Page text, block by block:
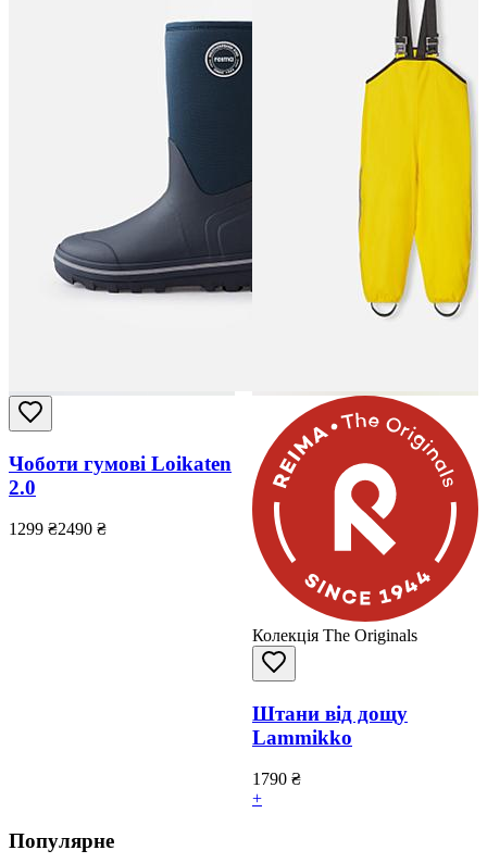
Чоботи гумові Loikaten
2.0
1299 ₴2490 ₴
Колекція The Originals
Штани від дощу
Lammikko
1790 ₴
+
Популярне